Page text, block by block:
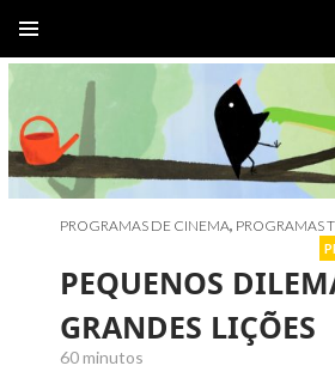
PARA
CONTEÚDO
PROGRAMAS DE CINEMA, PROGRAMAS
PEQUENOS
GRANDES LIÇÕES
60 minutos